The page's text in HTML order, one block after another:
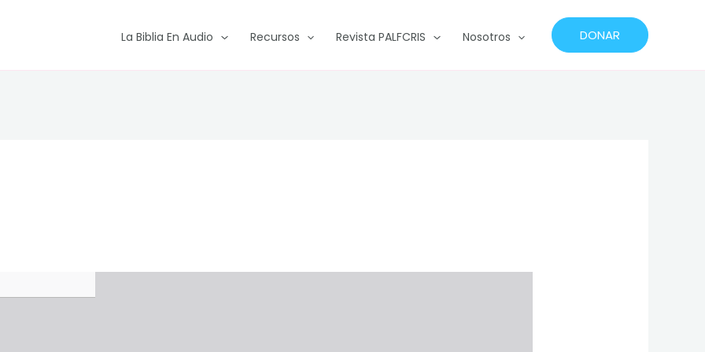
La Biblia En Audio Recursos Revista PALFCRIS Nosotros DONAR